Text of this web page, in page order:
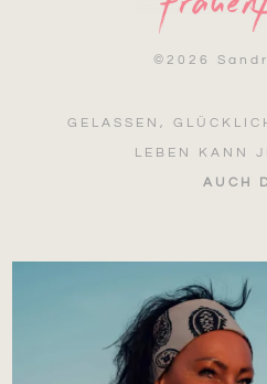
© 2026
GELASSEN,
LEBEN KANN
AUCH